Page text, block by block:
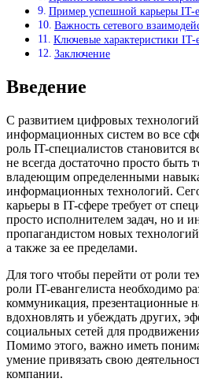
Пример успешной карьеры IT-
Важность сетевого
Ключевые характеристики IT-
Заключение
Введение
С развитием цифровых
информационных систем во все
роль IT-специалистов становится
не всегда достаточно просто быть
владеющим определенными
информационных технологий.
карьеры в IT-сфере требует от
просто исполнителем задач, но и
пропагандистом новых
а также за ее пределами.
Для того чтобы перейти от роли
роли IT-евангелиста необходимо
коммуникация, презентационные
вдохновлять и убеждать других,
социальных сетей для
Помимо этого, важно иметь
умение привязать свою
компании.